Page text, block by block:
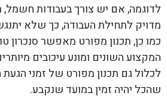
לדוגמה, אם יש צורך בעבודות חשמל,
מדויק לתחילת העבודה, כך שלא
כמו כן, תכנון מפורט מאפשר סנכרון
המקצוע השונים ומונע עיכובים
לכלול גם תכנון מפורט של זמני הגעת
שהכל יהיה זמין במועד שנקבע.